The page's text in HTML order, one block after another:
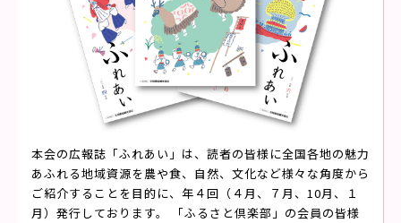
本会の広報誌「ふれあい」は、読者の皆様に全国各地の魅力
あふれる地域資源を農や食、自然、文化など様々な角度から
ご紹介することを目的に、年４回（４月、７月、10月、１
月）発行しております。 「ふるさと倶楽部」の会員の皆様